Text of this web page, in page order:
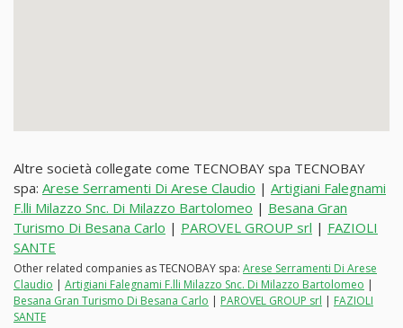
Altre società collegate come TECNOBAY spa TECNOBAY
spa: Arese Serramenti Di Arese Claudio | Artigiani Falegnami
F.lli Milazzo Snc. Di Milazzo Bartolomeo | Besana Gran
Turismo Di Besana Carlo | PAROVEL GROUP srl | FAZIOLI
SANTE
Other related companies as TECNOBAY spa: Arese Serramenti Di Arese
Claudio | Artigiani Falegnami F.lli Milazzo Snc. Di Milazzo Bartolomeo |
Besana Gran Turismo Di Besana Carlo | PAROVEL GROUP srl | FAZIOLI
SANTE